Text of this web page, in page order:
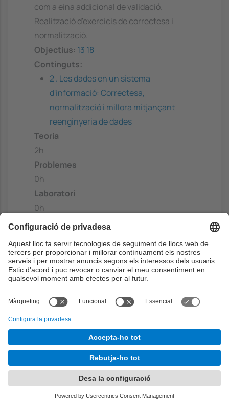
com a eina addicional de validació.
Realització d'exercicis de correctesa i
normalització.
Objectius: 13 18
Continguts:
2 . Les dades en un sistema
d'informació: Correctesa,
normalització i millora mitjançant
reenginyeria de dades
Teoria
2h
Problemes
0h
Laboratori
0h
Aprenentatge dirigit
Aprenentatge autònom
4h
de dades
L'estudiantat, per parelles, ha de resoldre
un problema de reenginyeria de dades
utilitzant les eines d'un SGBD.
Objectius:218
Setmana:4